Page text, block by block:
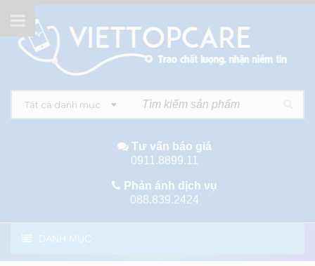
Tất cả danh mục
Tư vấn báo giá
0911.8899.11
Phản ánh dịch vụ
088.839.2424
DANH MỤC